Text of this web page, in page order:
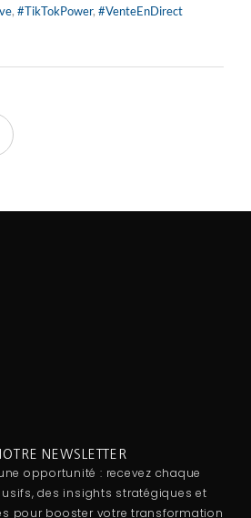
, #TikTokPower, #VenteEnDirect
NEWSLETTER
opportunité : recevez chaque
des insights stratégiques et
pour booster votre transformation